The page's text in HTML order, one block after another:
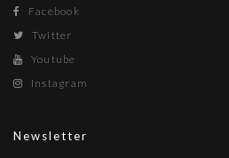
Facebook
Twitter
Youtube
Instagram
Newsletter